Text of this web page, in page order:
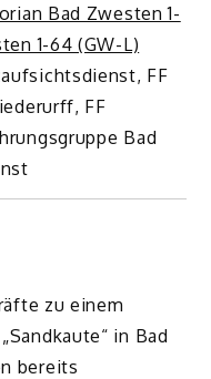
Bad Zwesten 1-
1-64 (GW-L)
FF
FF
Bad
zu einem
in Bad
bereits